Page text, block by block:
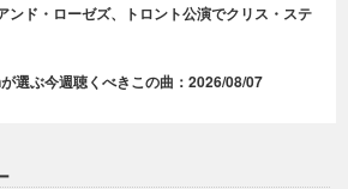
ンド・ローゼズ、トロント公演でクリス・ステ
選ぶ今週聴くべきこの曲：2026/08/07